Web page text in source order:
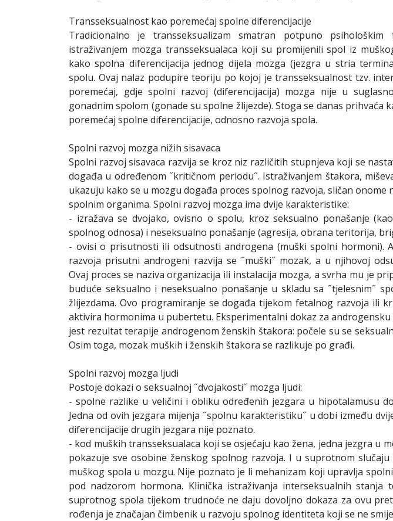
Transseksualnost kao poremećaj spolne diferencijacije
Tradicionalno je transseksualizam smatran potpuno psihološkim
istraživanjem mozga transseksualaca koji su promijenili spol iz
kako spolna diferencijacija jednog dijela mozga (jezgra u stria
spolu. Ovaj nalaz podupire teoriju po kojoj je transseksualnost tzv.
poremećaj, gdje spolni razvoj (diferencijacija) mozga nije u
gonadnim spolom (gonade su spolne žlijezde). Stoga se danas prihvaća
poremećaj spolne diferencijacije, odnosno razvoja spola.
Spolni razvoj mozga nižih sisavaca
Spolni razvoj sisavaca razvija se kroz niz različitih stupnjeva koji se
događa u određenom ˝kritičnom periodu˝. Istraživanjem štakora,
ukazuju kako se u mozgu događa proces spolnog razvoja, sličan onome
spolnim organima. Spolni razvoj mozga ima dvije karakteristike:
- izražava se dvojako, ovisno o spolu, kroz seksualno ponašanje
spolnog odnosa) i neseksualno ponašanje (agresija, obrana teritorija,
- ovisi o prisutnosti ili odsutnosti androgena (muški spolni hormoni).
razvoja prisutni androgeni razvija se ˝muški˝ mozak, a u njihovoj
Ovaj proces se naziva organizacija ili instalacija mozga, a svrha mu je
buduće seksualno i neseksualno ponašanje u skladu sa ˝tjelesnim˝
žlijezdama. Ovo programiranje se događa tijekom fetalnog razvoja ili
aktivira hormonima u pubertetu. Eksperimentalni dokaz za
jest rezultat terapije androgenom ženskih štakora: počele su se
Osim toga, mozak muških i ženskih štakora se razlikuje po građi.
Spolni razvoj mozga ljudi
Postoje dokazi o seksualnoj ˝dvojakosti˝ mozga ljudi:
- spolne razlike u veličini i obliku određenih jezgara u hipotalamusu
Jedna od ovih jezgara mijenja ˝spolnu karakteristiku˝ u dobi između
diferencijacije drugih jezgara nije poznato.
- kod muških transseksualaca koji se osjećaju kao žena, jedna jezgra u
pokazuje sve osobine ženskog spolnog razvoja. I u suprotnom
muškog spola u mozgu. Nije poznato je li mehanizam koji upravlja
pod nadzorom hormona. Klinička istraživanja interseksualnih stanja
suprotnog spola tijekom trudnoće ne daju dovoljno dokaza za ovu
rođenja je značajan čimbenik u razvoju spolnog identiteta koji se ne